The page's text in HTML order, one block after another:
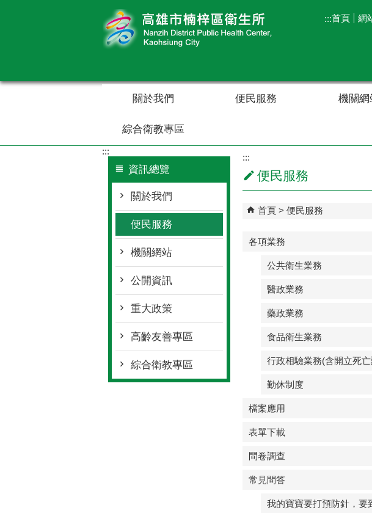
:::首頁 網
關於我們 便民服務 機關網
綜合衛教專區
:::
資訊總覽
關於我們
便民服務
機關網站
公開資訊
重大政策
高齡友善專區
綜合衛教專區
:::
便民服務
首頁 便民服務
各項業務
公共衛生業務
醫政業務
藥政業務
食品衛生業務
行政相驗業務(含開立死
勤休制度
檔案應用
表單下載
問卷調查
常見問答
我的寶寶要打預防針，要